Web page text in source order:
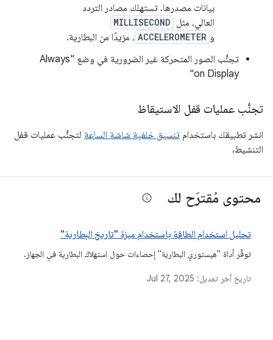
بيانات مصدرها. تستهلك مصادر التردد
العالي، مثل MILLISECOND
و ACCELEROMETER ، مزيدًا من البطارية.
تجنُّب الصور المتحركة غير الضرورية في وضع "Always
on Display"
تجنُّب عمليات قفل الاستيقاظ
انشر تطبيقك باستخدام تنسيق خلفية شاشة الساعة لتجنُّب عمليات قفل
التنشيط.
محتوى مُقترَح لك
تحليل استخدام الطاقة باستخدام ميزة "تاريخ البطارية"
توفِّر أداة "هيستوري البطارية" إحصاءات حول استهلاك البطارية في الجهاز.
تاريخ آخر تعديل: Jul 27, 2025